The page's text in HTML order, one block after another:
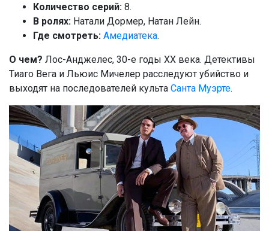
Количество серий: 8.
В ролях: Натали Дормер, Натан Лейн.
Где смотреть: Амедиатека.
О чем? Лос-Анджелес, 30-е годы XX века. Детективы
Тиаго Вега и Льюис Мичелер расследуют убийство и
выходят на последователей культа Санта Муэрте.